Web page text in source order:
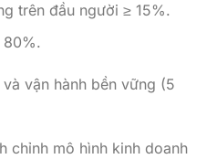
trên đầu người ≥ 15%.
80%.
vận hành bền vững (5
chỉnh mô hình kinh doanh